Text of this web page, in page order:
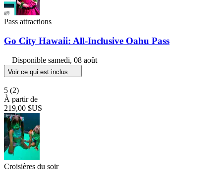
Pass attractions
Go City Hawaii: All-Inclusive Oahu Pass
Disponible samedi, 08 août
Voir ce qui est inclus
5 (2)
À partir de
219,00 $US
Croisières du soir